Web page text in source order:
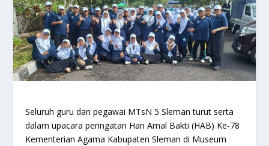
Seluruh guru dan pegawai MTsN 5 Sleman turut serta
dalam upacara peringatan Hari Amal Bakti (HAB) Ke-78
Kementerian Agama Kabupaten Sleman di Museum